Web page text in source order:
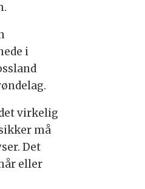
i
virkelig
må
Det
eller